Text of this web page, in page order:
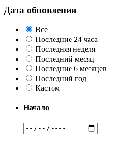
Дата обновления
Все
Последние 24 часа
Последняя неделя
Последний месяц
Последние 6 месяцев
Последний год
Кастом
Начало